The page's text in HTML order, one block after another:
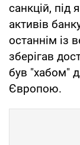
санкцій, під
активів
останнім із
зберігав
був "хабом"
Європою.